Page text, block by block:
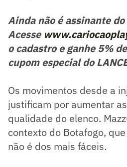
Ainda não é assinante
Acesse
o cadastro e ganhe 5%
cupom especial do
Os movimentos desde a
justificam por aumentar
qualidade do elenco.
contexto do Botafogo,
não é dos mais fáceis.